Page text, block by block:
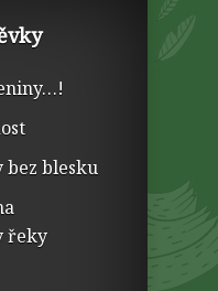
bez blesku
řeky